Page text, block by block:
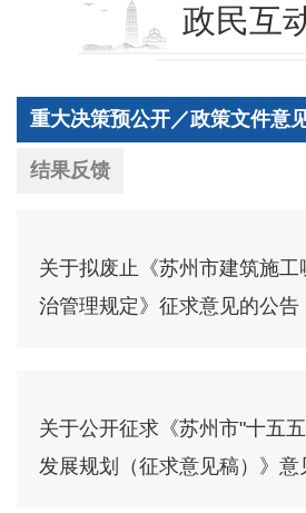
政民互
重大决策预公开／政策文件意
结果反馈
关于拟废止《苏州市建筑施工
治管理规定》征求意见的公告
关于公开征求《苏州市"十五
发展规划（征求意见稿）》意